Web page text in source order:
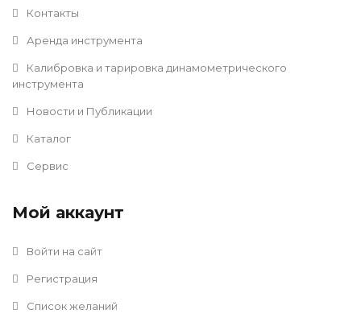
Контакты
Аренда инструмента
Калибровка и тарировка динамометрического
инструмента
Новости и Публикации
Каталог
Сервис
Мой аккаунт
Войти на сайт
Регистрация
Список желаний